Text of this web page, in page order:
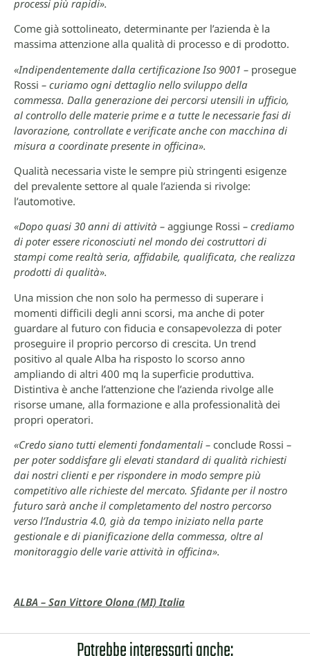
processi più rapidi».
Come già sottolineato, determinante per l’azienda è la
massima attenzione alla qualità di processo e di prodotto.
«Indipendentemente dalla certificazione Iso 9001 – prosegue
Rossi – curiamo ogni dettaglio nello sviluppo della
commessa. Dalla generazione dei percorsi utensili in ufficio,
al controllo delle materie prime e a tutte le necessarie fasi di
lavorazione, controllate e verificate anche con macchina di
misura a coordinate presente in officina».
Qualità necessaria viste le sempre più stringenti esigenze
del prevalente settore al quale l’azienda si rivolge:
l’automotive.
«Dopo quasi 30 anni di attività – aggiunge Rossi – crediamo
di poter essere riconosciuti nel mondo dei costruttori di
stampi come realtà seria, affidabile, qualificata, che realizza
prodotti di qualità».
Una mission che non solo ha permesso di superare i
momenti difficili degli anni scorsi, ma anche di poter
guardare al futuro con fiducia e consapevolezza di poter
proseguire il proprio percorso di crescita. Un trend
positivo al quale Alba ha risposto lo scorso anno
ampliando di altri 400 mq la superficie produttiva.
Distintiva è anche l’attenzione che l’azienda rivolge alle
risorse umane, alla formazione e alla professionalità dei
propri operatori.
«Credo siano tutti elementi fondamentali – conclude Rossi –
per poter soddisfare gli elevati standard di qualità richiesti
dai nostri clienti e per rispondere in modo sempre più
competitivo alle richieste del mercato. Sfidante per il nostro
futuro sarà anche il completamento del nostro percorso
verso l’Industria 4.0, già da tempo iniziato nella parte
gestionale e di pianificazione della commessa, oltre al
monitoraggio delle varie attività in officina».
ALBA – San Vittore Olona (MI) Italia
Potrebbe interessarti anche: